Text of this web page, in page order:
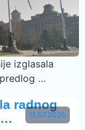
izglasala
…
31.07.2026.
radnog